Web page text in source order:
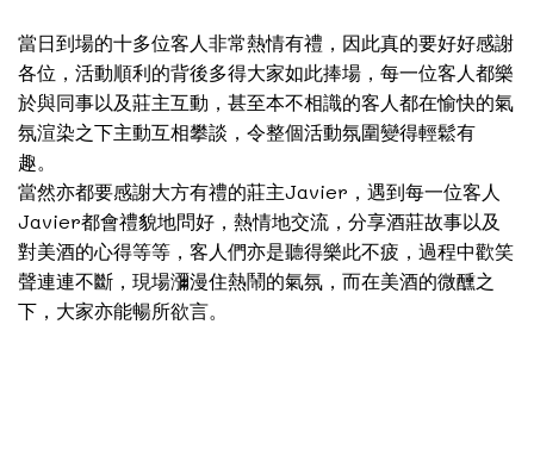
當日到場的十多位客人非常熱情有禮，因此真的要好好感謝
各位，活動順利的背後多得大家如此捧場，每一位客人都樂
於與同事以及莊主互動，甚至本不相識的客人都在愉快的氣
氛渲染之下主動互相攀談，令整個活動氛圍變得輕鬆有
趣。
當然亦都要感謝大方有禮的莊主Javier，遇到每一位客人
Javier都會禮貌地問好，熱情地交流，分享酒莊故事以及
對美酒的心得等等，客人們亦是聽得樂此不疲，過程中歡笑
聲連連不斷，現場瀰漫住熱鬧的氣氛，而在美酒的微醺之
下，大家亦能暢所欲言。